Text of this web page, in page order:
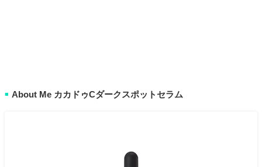
■ About Me カカドゥCダークスポットセラム